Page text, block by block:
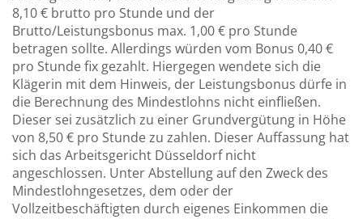
8,10 € brutto pro Stunde und der
Brutto/Leistungsbonus max. 1,00 € pro Stunde
betragen sollte. Allerdings würden vom Bonus 0,40 €
pro Stunde fix gezahlt. Hiergegen wendete sich die
Klägerin mit dem Hinweis, der Leistungsbonus dürfe in
die Berechnung des Mindestlohns nicht einfließen.
Dieser sei zusätzlich zu einer Grundvergütung in Höhe
von 8,50 € pro Stunde zu zahlen. Dieser Auffassung hat
sich das Arbeitsgericht Düsseldorf nicht
angeschlossen. Unter Abstellung auf den Zweck des
Mindestlohngesetzes, dem oder der
Vollzeitbeschäftigten durch eigenes Einkommen die